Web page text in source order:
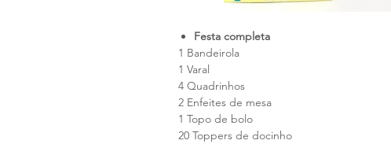
Festa completa
1 Bandeirola
1 Varal
4 Quadrinhos
2 Enfeites de mesa
1 Topo de bolo
20 Toppers de docinho